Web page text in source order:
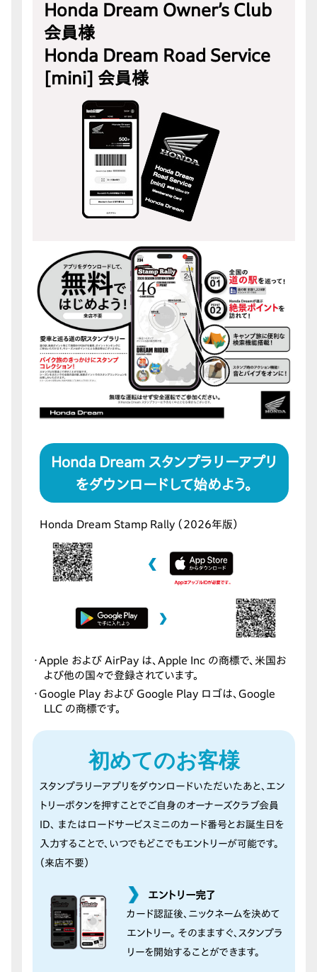
Honda Dream Owner’s Club
会員様
Honda Dream Road Service
[mini] 会員様
Honda Dream スタンプラリーアプリ
をダウンロードして始めよう。
Honda Dream Stamp Rally （2026年版）
・Apple および AirPay は、Apple Inc の商標で、米国お
よび他の国々で登録されています。
・Google Play および Google Play ロゴは、Google
LLC の商標です。
初めてのお客様
スタンプラリーアプリをダウンロードいただいたあと、エン
トリーボタンを押すことでご自身のオーナーズクラブ会員
ID、 またはロードサービスミニのカード番号とお誕生日を
入力することで、いつでもどこでもエントリーが可能です。
（来店不要）
エントリー完了
カード認証後、ニックネームを決めて
エントリー。 そのまますぐ、スタンプラ
リーを開始することができます。